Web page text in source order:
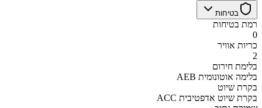
בטיחות
רמת בטיחות
0
כריות אוויר
2
בלימת חירום
AEB בלימה אוטונומית
בקרת שיוט
ACC בקרת שיוט אדפטיבית